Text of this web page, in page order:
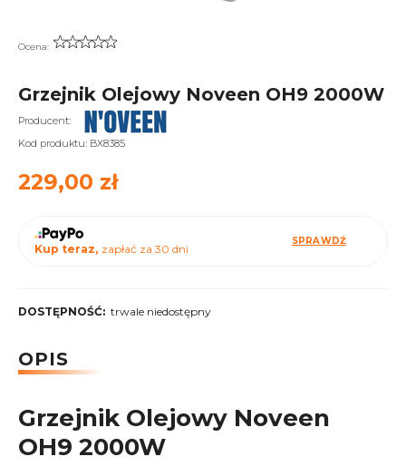
Ocena:
Grzejnik Olejowy Noveen OH9 2000W
Producent:
Kod produktu: BX8385
229,00 zł
Kup teraz, zapłać za 30 dni
SPRAWDŹ
DOSTĘPNOŚĆ: trwale niedostępny
OPIS
Grzejnik Olejowy Noveen
OH9 2000W